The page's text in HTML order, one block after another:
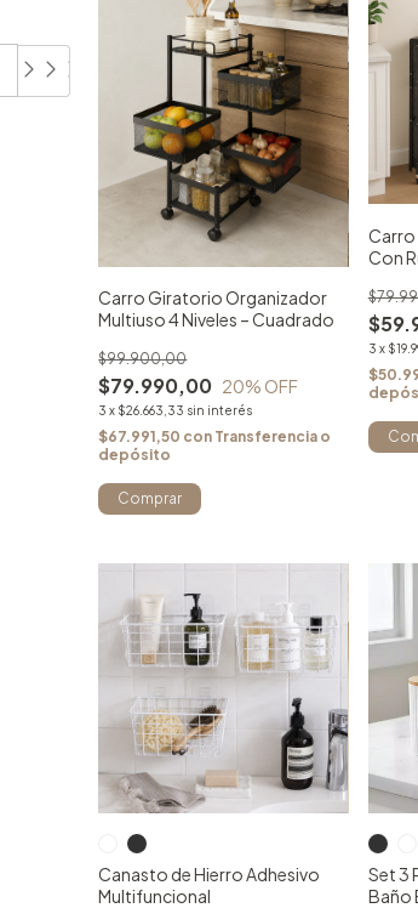
Carro Giratorio Organizador
Multiuso 4 Niveles – Cuadrado
$79.990,00
$99.900,00
20% OFF
3 x $26.663,33 sin interés
$67.991,50 con Transferencia o
depósito
Carro
Con
3 x
Canasto de Hierro Adhesivo
Multifuncional
Set 3
Baño